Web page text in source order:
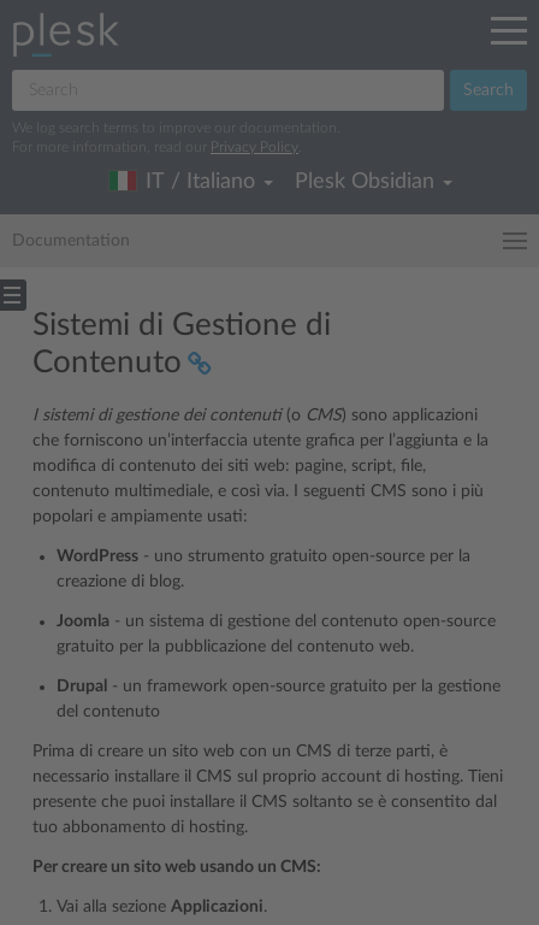
Search
We log search terms to improve our documentation.
For more information, read our
Privacy Policy
IT / Italiano Plesk Obsidian
Documentation
Sistemi di Gestione di
Contenuto
I sistemi di gestione dei contenuti(o CMS) sono applicazioni
che forniscono un’interfaccia utente grafica per l’aggiunta e la
modifica di contenuto dei siti web: pagine, script, file,
contenuto multimediale, e così via. I seguenti CMS sono i più
popolari e ampiamente usati:
WordPress - uno strumento gratuito open-source per la
creazione di blog.
Joomla - un sistema di gestione del contenuto open-source
gratuito per la pubblicazione del contenuto web.
Drupal
- un framework open-source gratuito per la gestione
del contenuto
Prima di creare un sito web con un CMS di terze parti, è
necessario installare il CMS sul proprio account di hosting. Tieni
presente che puoi installare il CMS soltanto se è consentito dal
tuo abbonamento di hosting.
Per creare un sito web usando un CMS:
Vai alla sezione Applicazioni.